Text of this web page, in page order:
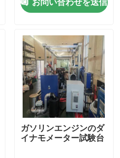
ガソリンエンジンのダ
イナモメーター試験台